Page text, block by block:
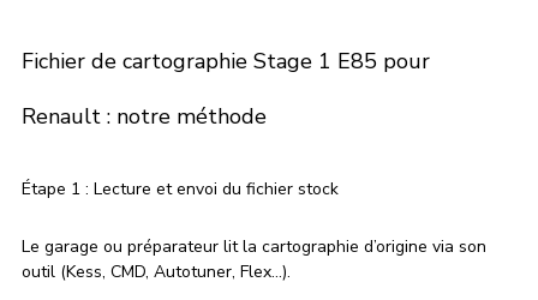
Fichier de cartographie Stage 1 E85 pour
Renault : notre méthode
Étape 1 : Lecture et envoi du fichier stock
Le garage ou préparateur lit la cartographie d’origine via son
outil (Kess, CMD, Autotuner, Flex…).